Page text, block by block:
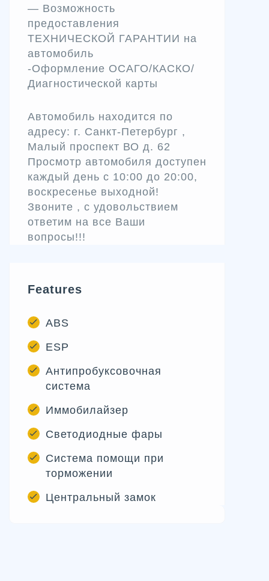
— Возможность
предоставления
ТЕХНИЧЕСКОЙ ГАРАНТИИ на
автомобиль
-Оформление ОСАГО/КАСКО/
Диагностической карты
Автомобиль находится по
адресу: г. Санкт-Петербург ,
Малый проспект ВО д. 62
Просмотр автомобиля доступен
каждый день с 10:00 до 20:00,
воскресенье выходной!
Звоните , с удовольствием
ответим на все Ваши
вопросы!!!
Features
ABS
ESP
Антипробуксовочная
система
Иммобилайзер
Светодиодные фары
Система помощи при
торможении
Центральный замок